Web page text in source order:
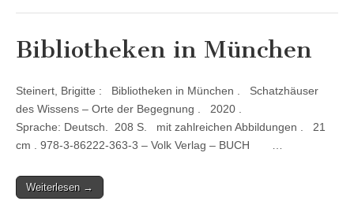
Bibliotheken in München
Steinert, Brigitte : Bibliotheken in München . Schatzhäuser
des Wissens – Orte der Begegnung . 2020 .
Sprache: Deutsch. 208 S. mit zahlreichen Abbildungen . 21
cm . 978-3-86222-363-3 – Volk Verlag – BUCH …
Weiterlesen →